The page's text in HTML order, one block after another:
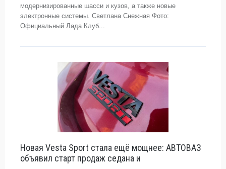
модернизированные шасси и кузов, а также новые
электронные системы. Светлана Снежная Фото:
Официальный Лада Клуб...
Новая Vesta Sport стала ещё мощнее: АВТОВАЗ
объявил старт продаж седана и